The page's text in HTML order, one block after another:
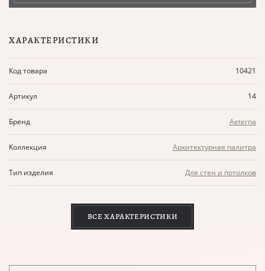
ХАРАКТЕРИСТИКИ
Код товара 10421
Артикул 14
Бренд Aeterna
Коллекция Архитектурная палитра
Тип изделия Для стен и потолков
ВСЕ ХАРАКТЕРИСТИКИ